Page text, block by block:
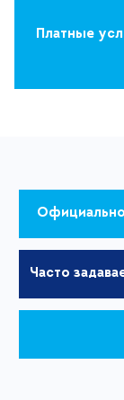
Платные
Часто